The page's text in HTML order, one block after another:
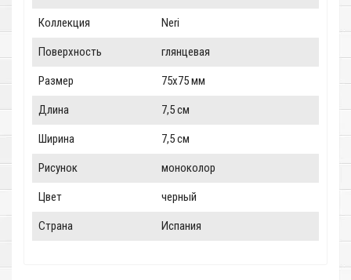
Коллекция Neri
Поверхность глянцевая
Размер 75x75 мм
Длина 7,5 см
Ширина 7,5 см
Рисунок моноколор
Цвет черный
Страна Испания